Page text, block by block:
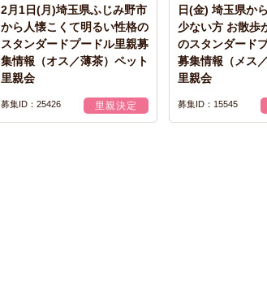
2月1日(月)埼玉県ふじみ野市
から人懐こくて明るい性格の
スタンダードプードル里親募
集情報（オス／薄茶）ペット
里親会
募集ID：25426 里親決定
日(金) 埼玉県か
少ない方 お散歩
のスタンダード
募集情報（メス
里親会
募集ID：15545